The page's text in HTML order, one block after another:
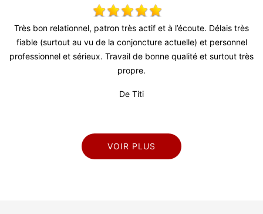
Très bon relationnel, patron très actif et à l’écoute. Délais très
fiable (surtout au vu de la conjoncture actuelle) et personnel
professionnel et sérieux. Travail de bonne qualité et surtout très
propre.
De Titi
VOIR PLUS